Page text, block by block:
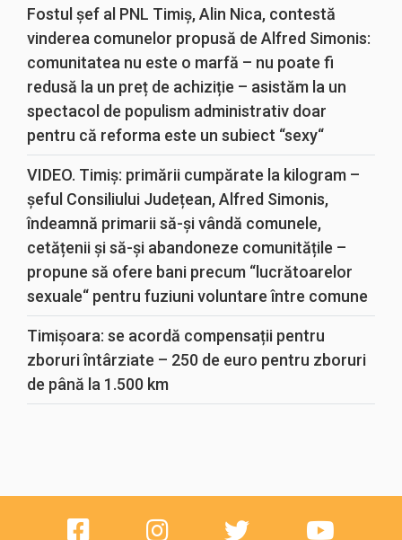
Fostul șef al PNL Timiș, Alin Nica, contestă
vinderea comunelor propusă de Alfred Simonis:
comunitatea nu este o marfă – nu poate fi
redusă la un preț de achiziție – asistăm la un
spectacol de populism administrativ doar
pentru că reforma este un subiect “sexy“
VIDEO. Timiș: primării cumpărate la kilogram –
șeful Consiliului Județean, Alfred Simonis,
îndeamnă primarii să-și vândă comunele,
cetățenii și să-și abandoneze comunitățile –
propune să ofere bani precum “lucrătoarelor
sexuale“ pentru fuziuni voluntare între comune
Timișoara: se acordă compensații pentru
zboruri întârziate – 250 de euro pentru zboruri
de până la 1.500 km